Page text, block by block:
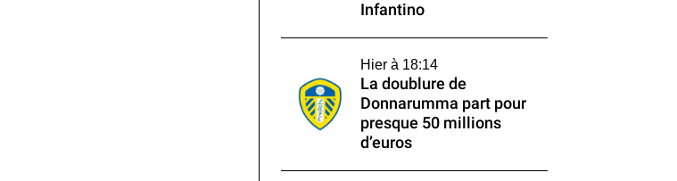
Infantino
Hier à 18:14
La doublure de
Donnarumma part pour
presque 50 millions
d’euros